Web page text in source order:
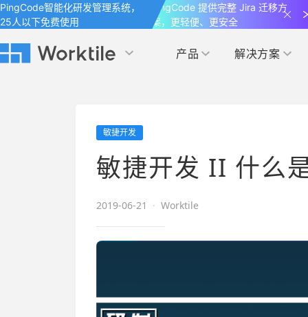
PingCode智能化研发管理系统，
25人以下免费使用
PingCode 提供完整 Jira 迁移方
案，更轻便、更安全
产品
以项目化的方式管理企业任务 国内率先覆盖 OKR
专注于工作场景的即时通讯工具
Worktile 旗下智能化研发管理工具 解决方案
Worktile 旗下智能化研发管理工具
全面了解 Worktile 的使用方法和技巧
通过企业内训、管理咨询帮助企业落
加入开放平台，打造更好的开放平台
发现最新的产品
解洞察
和更多产品合作，
Worktile 旗下智能化研发管理工具
敏捷开发
敏捷开发 II 什么
2019-06-21 · Worktile